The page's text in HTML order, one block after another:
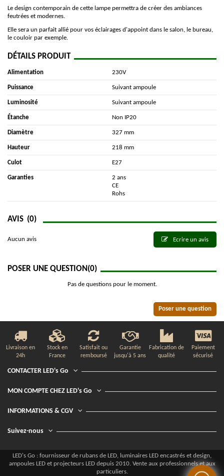
Le design contemporain de cette lampe permettra de créer des ambiances
feutrées et modernes.
Elle sera un parfait allié pour vos éclairages d'appoint dans le salon, le bureau,
le couloir par exemple.
DÉTAILS PRODUIT
Alimentation 230V
Puissance Suivant ampoule
Luminosité Suivant ampoule
Étanche Non IP20
Diamètre 327 mm
Hauteur 218 mm
Culot E27
Garanties
2 ans
CE
Rohs
AVIS (0)
Aucun avis Ecrire un avis
POSER UNE QUESTION(0)
Pas de questions pour le moment.
Poser une question
Livraison en
24h
Stock en
France
Satisfait ou
remboursé
Garantie
jusqu'à 5 ans
Fabrication de
qualité
Paiement
sécurisé
CONTACTER LED's Go
MON COMPTE CHEZ LED's Go
INFORMATIONS & CGV
Suivez-nous
LED's Go : fournisseur de rubans de LED, luminaires LED encastrés et design,
ampoules LED et projecteurs LED depuis 2010. Vente aux professionnels et aux
particuliers.